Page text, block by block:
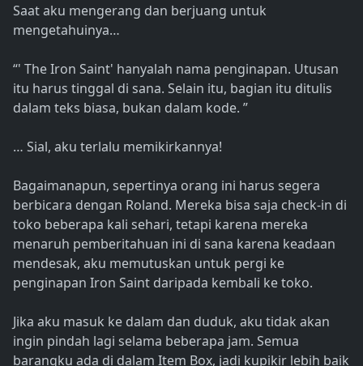
Saat aku mengerang dan berjuang untuk
mengetahuinya…
“' The Iron Saint' hanyalah nama penginapan. Utusan
itu harus tinggal di sana. Selain itu, bagian itu ditulis
dalam teks biasa, bukan dalam kode. ”
… Sial, aku terlalu memikirkannya!
Bagaimanapun, sepertinya orang ini harus segera
berbicara dengan Roland. Mereka bisa saja check-in di
toko beberapa kali sehari, tetapi karena mereka
menaruh pemberitahuan ini di sana karena keadaan
mendesak, aku memutuskan untuk pergi ke
penginapan Iron Saint daripada kembali ke toko.
Jika aku masuk ke dalam dan duduk, aku tidak akan
ingin pindah lagi selama beberapa jam. Semua
barangku ada di dalam Item Box, jadi kupikir lebih baik